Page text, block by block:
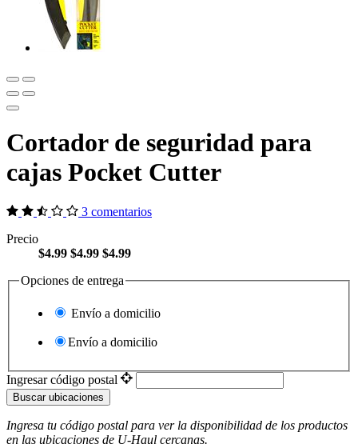
Cortador de seguridad para
cajas Pocket Cutter
3 comentarios
Precio
$4.99 $4.99 $4.99
Opciones de entrega
Envío a domicilio
Envío a domicilio
Ingresar código postal
Buscar ubicaciones
Ingresa tu código postal para ver la disponibilidad de los productos
en las ubicaciones de U-Haul ​​​​​​​ cercanas.